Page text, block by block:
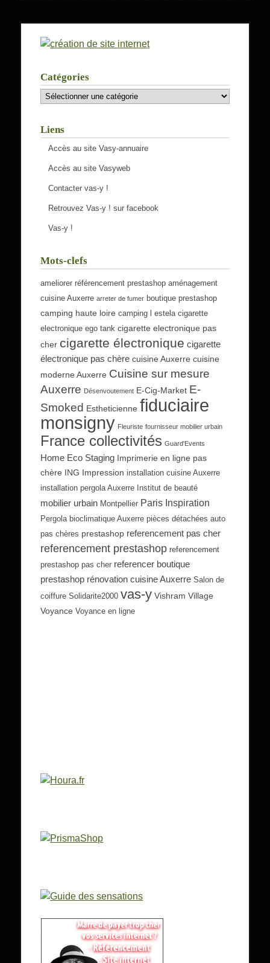
Catégories
Catégories
Liens
Accès au site Vasy-annuaire
Accès au site Vasyweb
Contacter vas-y !
Retrouvez Vas-y ! sur facebook
Vas-y !
Mots-clefs
ameliorer référencement prestashop aménagement
cuisine Auxerre arreter de fumer boutique prestashop
camping haute loire camping l estela cigarette
electronique ego tank cigarette electronique pas
cher cigarette électronique cigarette
électronique pas chère cuisine Auxerre cuisine
moderne Auxerre Cuisine sur mesure
Auxerre Désenvoutement E-Cig-Market E-
Smoked Estheticienne fiduciaire
monsigny Fleuriste fournisseur mobilier urbain
France collectivités Guard'Events
Home Eco Staging Imprimerie en ligne pas
chère ING Impression installation cuisine Auxerre
installation pergola Auxerre
Institut de beauté
mobilier urbain Montpellier Paris Inspiration
Pergola bioclimatique Auxerre pièces détachées auto
pas chères prestashop referencement pas cher
referencement prestashop referencement
prestashop pas cher referencer boutique
prestashop rénovation cuisine Auxerre Salon de
coiffure Solidarite2000 vas-y Vishram Village
Voyance Voyance en ligne